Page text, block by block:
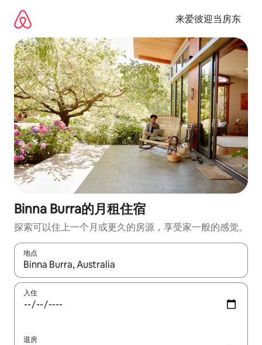
来爱彼迎当房东
Binna Burra的月租住宿
探索可以住上一个月或更久的房源，享受家一般的感觉。
地点
如有搜索结果，请使用上下方向键查看，或通过点击或滑动手势
入住
退房